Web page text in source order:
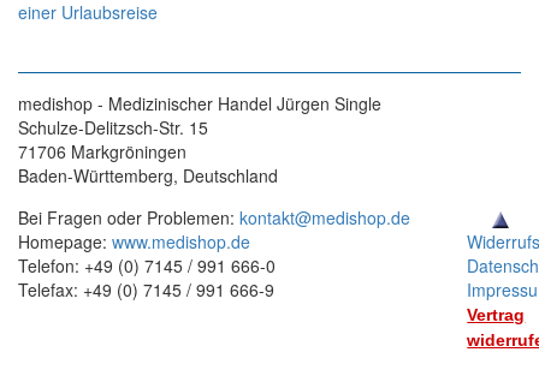
einer Urlaubsreise
medishop - Medizinischer Handel Jürgen Single
Schulze-Delitzsch-Str. 15
71706 Markgröningen
Baden-Württemberg, Deutschland
Bei Fragen oder Problemen: kontakt@medishop.de
Homepage: www.medishop.de
Telefon: +49 (0) 7145 / 991 666-0
Telefax: +49 (0) 7145 / 991 666-9
Vertrag